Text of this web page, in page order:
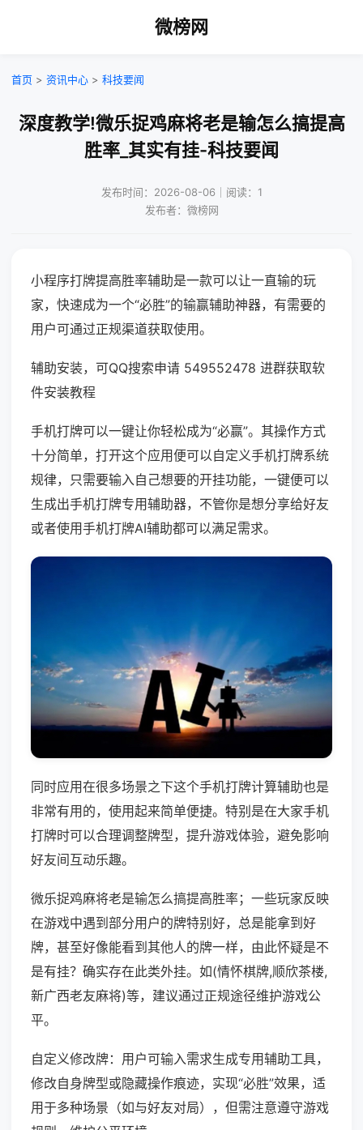
微榜网
首页 > 资讯中心 > 科技要闻
深度教学!微乐捉鸡麻将老是输怎么搞提高
胜率_其实有挂-科技要闻
发布时间：2026-08-06｜阅读：1
发布者：微榜网
小程序打牌提高胜率辅助是一款可以让一直输的玩
家，快速成为一个“必胜”的输赢辅助神器，有需要的
用户可通过正规渠道获取使用。
辅助安装，可QQ搜索申请 549552478 进群获取软
件安装教程
手机打牌可以一键让你轻松成为“必赢”。其操作方式
十分简单，打开这个应用便可以自定义手机打牌系统
规律，只需要输入自己想要的开挂功能，一键便可以
生成出手机打牌专用辅助器，不管你是想分享给好友
或者使用手机打牌AI辅助都可以满足需求。
同时应用在很多场景之下这个手机打牌计算辅助也是
非常有用的，使用起来简单便捷。特别是在大家手机
打牌时可以合理调整牌型，提升游戏体验，避免影响
好友间互动乐趣。
微乐捉鸡麻将老是输怎么搞提高胜率；一些玩家反映
在游戏中遇到部分用户的牌特别好，总是能拿到好
牌，甚至好像能看到其他人的牌一样，由此怀疑是不
是有挂？确实存在此类外挂。如(情怀棋牌,顺欣茶楼,
新广西老友麻将)等，建议通过正规途径维护游戏公
平。
自定义修改牌：用户可输入需求生成专用辅助工具，
修改自身牌型或隐藏操作痕迹，实现“必胜”效果，适
用于多种场景（如与好友对局），但需注意遵守游戏